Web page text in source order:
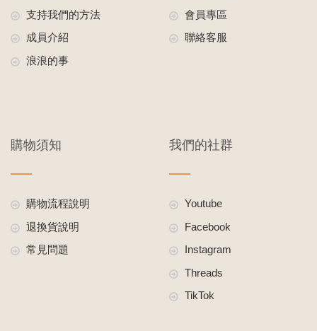
支持我們的方法
成員介紹
浪浪的事
會員專區
聯絡客服
購物須知
購物流程說明
退換貨說明
常見問題
我們的社群
Youtube
Facebook
Instagram
Threads
TikTok